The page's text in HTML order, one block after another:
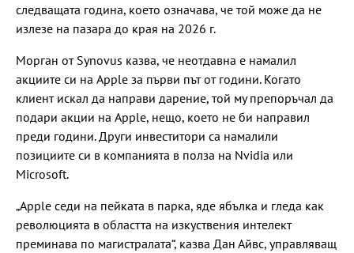
следващата година, което означава, че той може да не
излезе на пазара до края на 2026 г.
Морган от Synovus казва, че неотдавна е намалил
акциите си на Apple за първи път от години. Когато
клиент искал да направи дарение, той му препоръчал да
подари акции на Apple, нещо, което не би направил
преди години. Други инвеститори са намалили
позициите си в компанията в полза на Nvidia или
Microsoft.
„Apple седи на пейката в парка, яде ябълка и гледа как
революцията в областта на изкуствения интелект
преминава по магистралата“, казва Дан Айвс, управляващ